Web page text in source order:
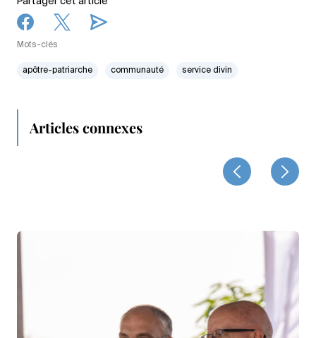
Mots-clés
apôtre-patriarche communauté service divin
Articles connexes